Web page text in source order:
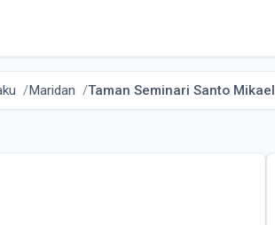
Maridan Taman Seminari Santo Mikael